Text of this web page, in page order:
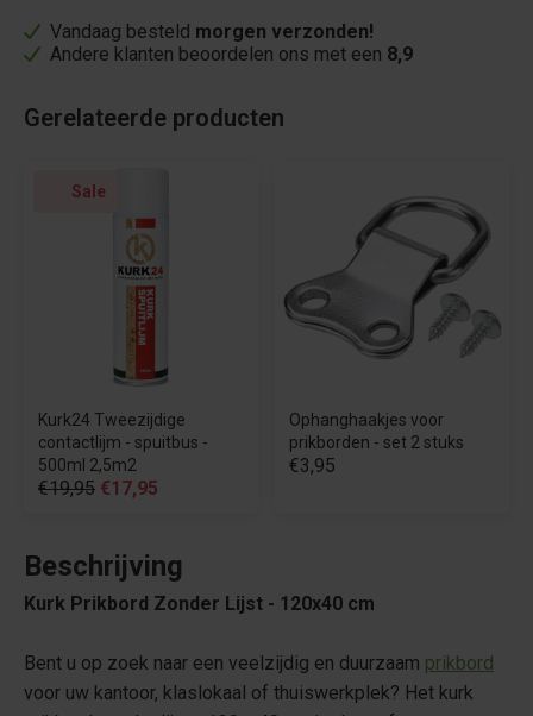
Vandaag besteld morgen verzonden!
Andere klanten beoordelen ons met een 8,9
Gerelateerde producten
Sale
Kurk24 Tweezijdige
contactlijm - spuitbus -
500ml 2,5m2
€19,95 €17,95
Ophanghaakjes voor
prikborden - set 2 stuks
€3,95
Beschrijving
Kurk Prikbord Zonder Lijst - 120x40 cm
Bent u op zoek naar een veelzijdig en duurzaam prikbord
voor uw kantoor, klaslokaal of thuiswerkplek? Het kurk